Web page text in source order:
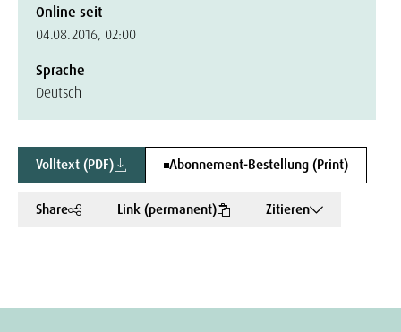
Online seit
04.08.2016, 02:00
Sprache
Deutsch
Volltext (PDF) Abonnement-Bestellung (Print)
Share Link (permanent) Zitieren